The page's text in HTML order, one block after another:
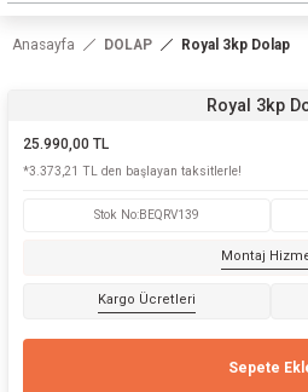
Anasayfa DOLAP Royal 3kp Dolap
Royal 3kp
25.990,00 TL
*3.373,21 TL den başlayan taksitlerle!
Stok No:BEQRV139
Montaj
Kargo Ücretleri
Sepete